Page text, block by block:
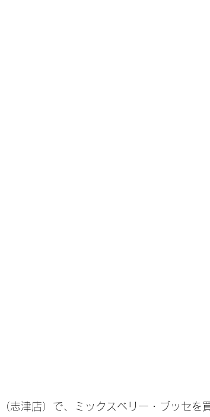
志津店）で、ミックスベリー・ブッセを